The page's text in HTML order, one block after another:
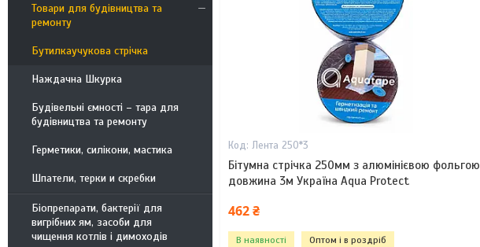
Товари для будівництва та
ремонту
Бутилкаучукова стрічка
Наждачна Шкурка
Будівельні ємності – тара для
будівництва та ремонту
Герметики, силікони, мастика
Шпатели, терки и скребки
Біопрепарати, бактерії для
вигрібних ям, засоби для
чищення котлів і димоходів
Лента 250*3
Бітумна стрічка 250мм з алюмінієвою фольгою
довжина 3м Україна Aqua Protect
462 ₴
В наявності Оптом і в роздріб